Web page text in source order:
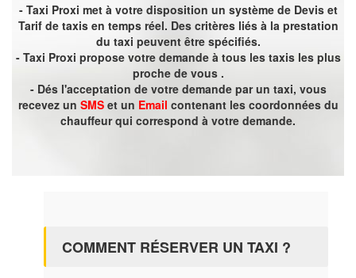
- Taxi Proxi met à votre disposition un système de Devis et
Tarif de taxis en temps réel. Des critères liés à la prestation
du taxi peuvent être spécifiés.
- Taxi Proxi propose votre demande à tous les taxis les plus
proche de vous .
- Dés l'acceptation de votre demande par un taxi, vous
recevez un SMSet un Email contenant les coordonnées du
chauffeur qui correspond à votre demande.
COMMENT RÉSERVER UN TAXI ?